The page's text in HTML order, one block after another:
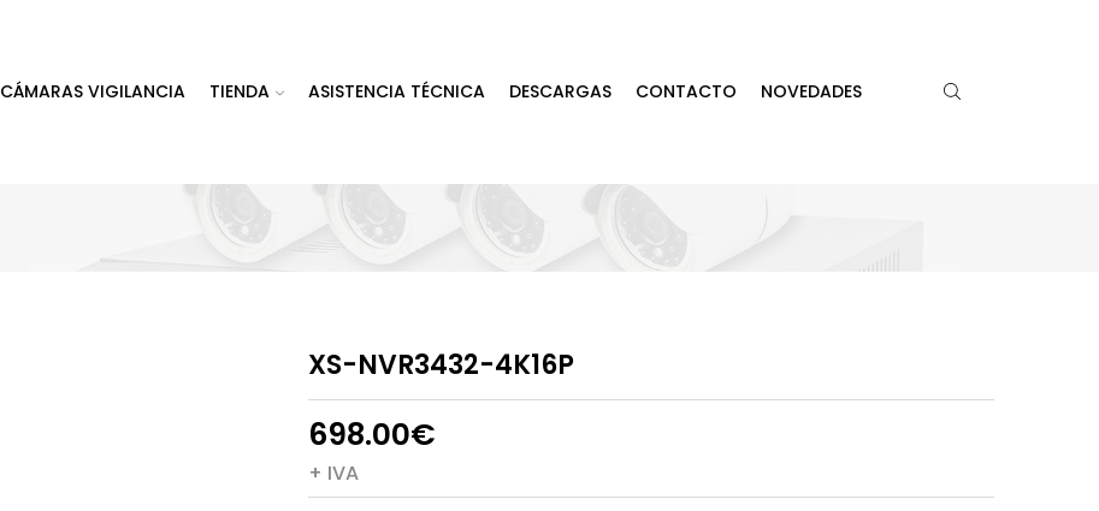
CÁMARAS VIGILANCIA TIENDA ASISTENCIA TÉCNICA DESCARGAS CONTACTO NOVEDADES
XS-NVR3432-4K16P
698.00€
+ IVA